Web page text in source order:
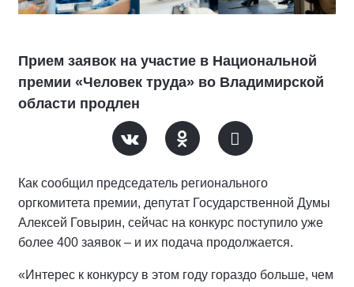
Прием заявок на участие в Национальной
премии «Человек труда» во Владимирской
области продлен
Как сообщил председатель регионального
оргкомитета премии, депутат Государственной Думы
Алексей Говырин, сейчас на конкурс поступило уже
более 400 заявок – и их подача продолжается.
«Интерес к конкурсу в этом году гораздо больше, чем